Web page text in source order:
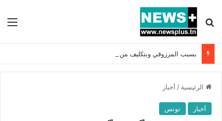
بحث عن
الرئيسية / أخبار
أخبار تونس